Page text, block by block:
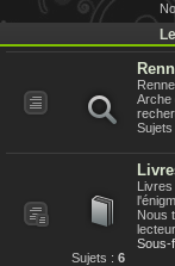
Arche
Sujets
Nous
Sous-
Sujets : 6